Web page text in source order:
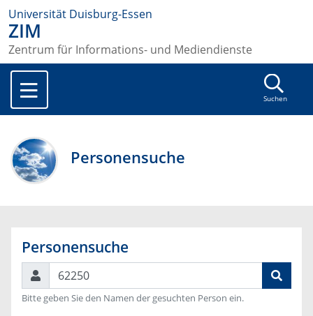
Universität Duisburg-Essen
ZIM
Zentrum für Informations- und Mediendienste
Suchen
Personensuche
Personensuche
Suchen
Bitte geben Sie den Namen der gesuchten Person ein.